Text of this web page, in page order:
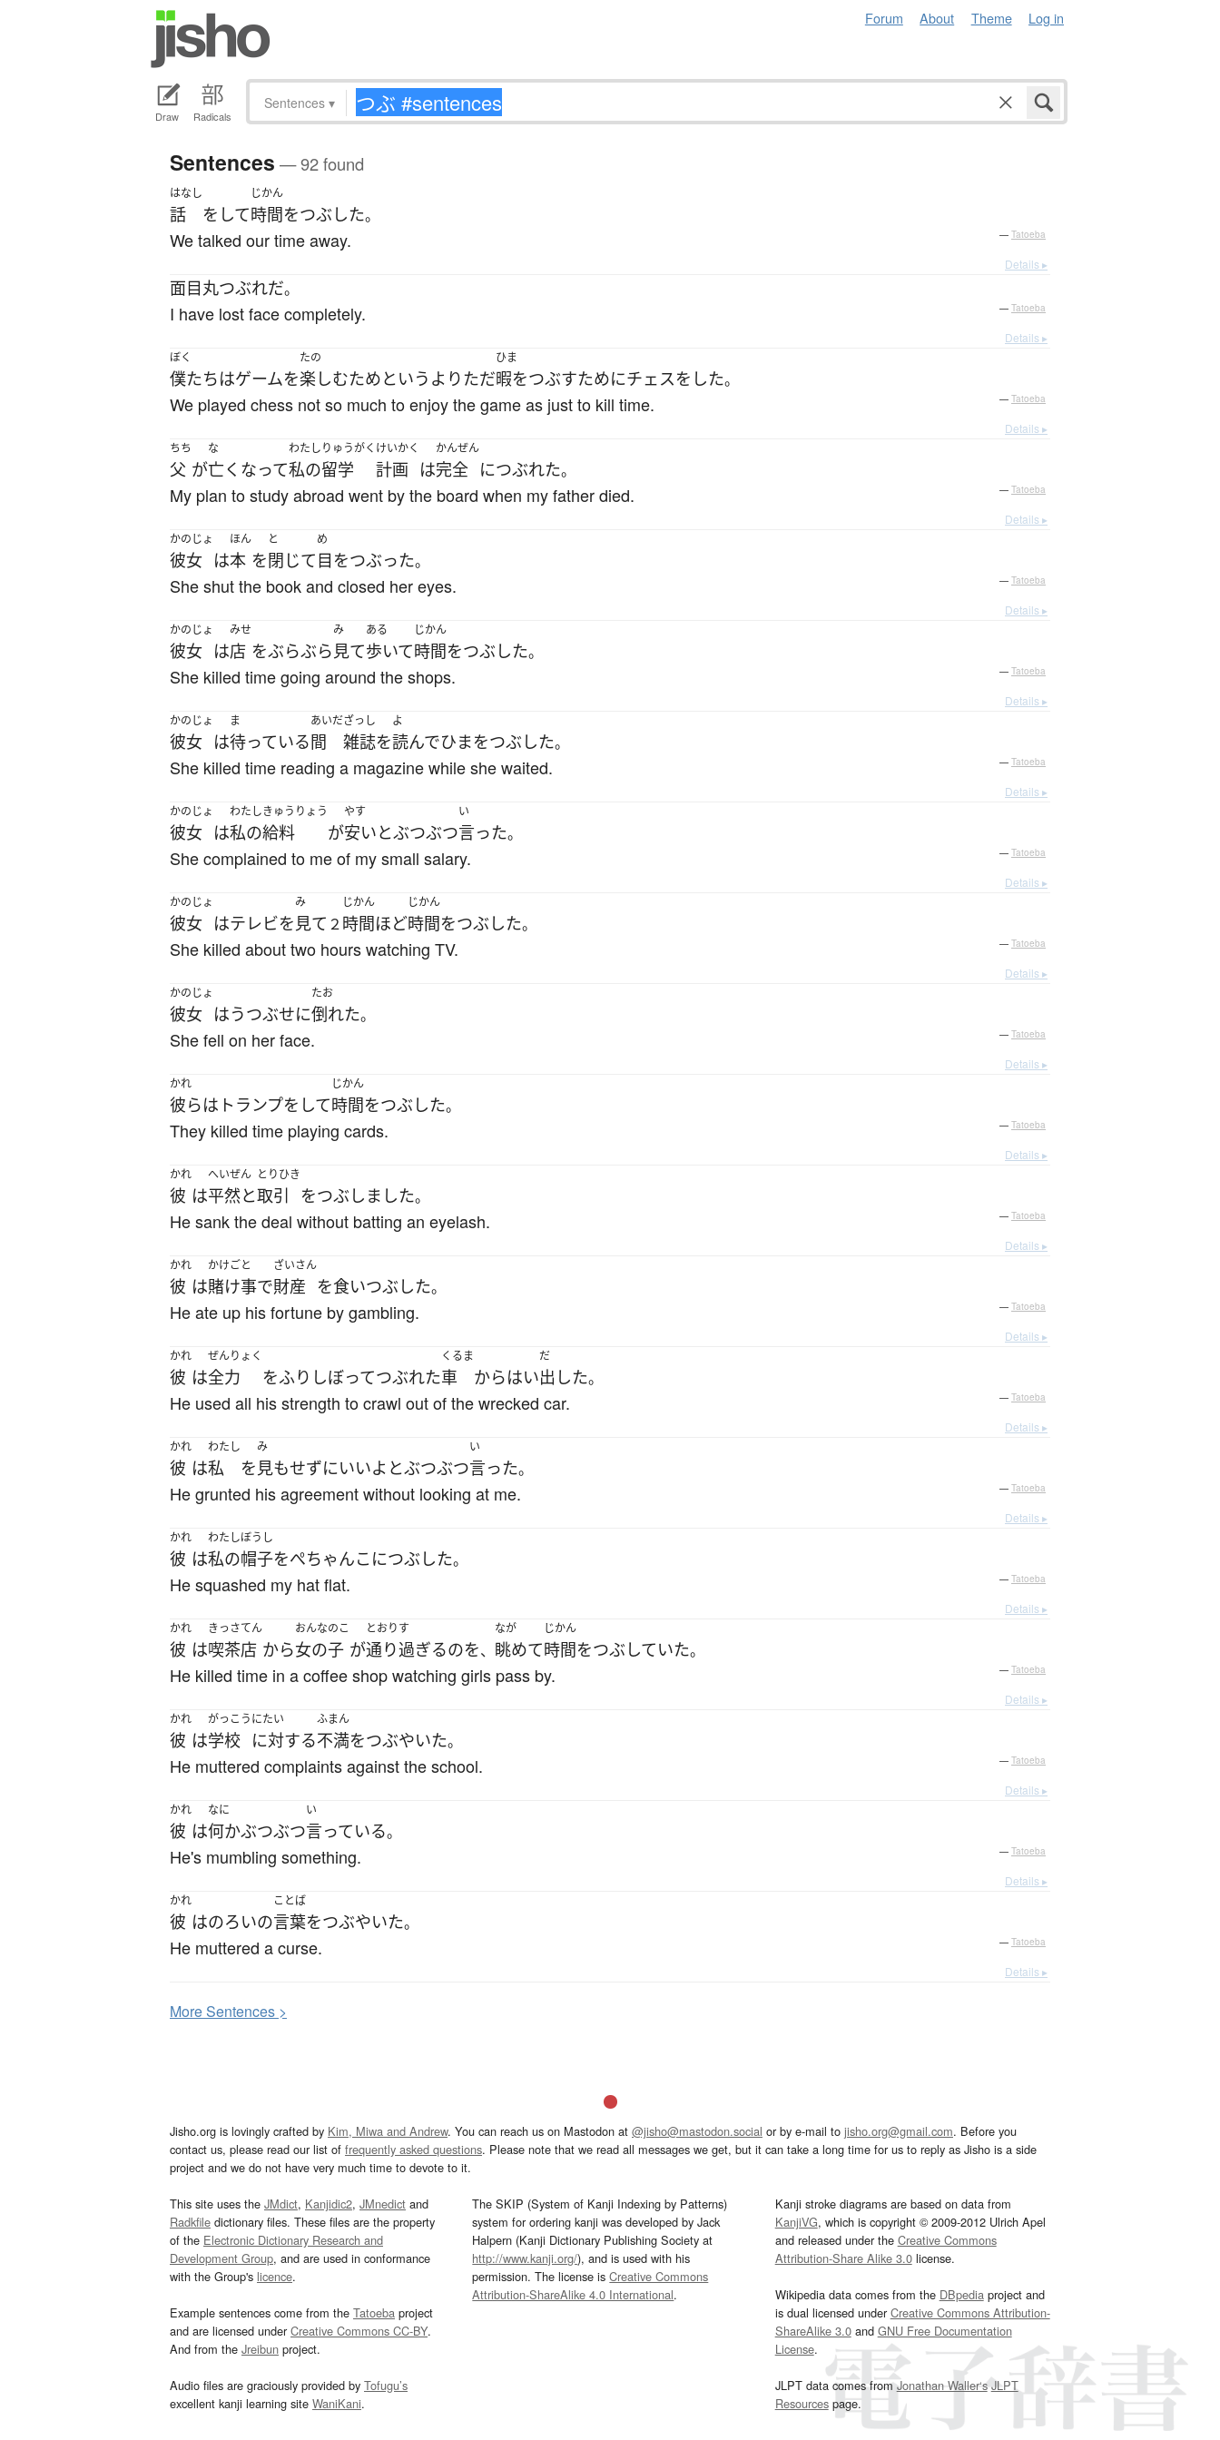
Forum About Theme Log in
Draw Radicals
Sentences ▾
Sentences — 92 found
はなし
話 を して
じかん
時間をつぶした。
We talked our time away. — Tatoeba
Details ▸
面目丸つぶれだ。
I have lost face completely. — Tatoeba
Details ▸
ぼく
僕たちはゲームを
たの
楽しむためというよりただ
ひま
暇をつぶすためにチェスを した。
We played chess not so much to enjoy the game as just to kill time. — Tatoeba
Details ▸
ちち
父 が
な
亡くなって
わたし
私の
りゅうがく
留学
けいかく
計画 は
かんぜん
完全 につぶれた。
My plan to study abroad went by the board when my father died. — Tatoeba
Details ▸
かのじょ
彼女 は
ほん
本 を
と
閉じて
め
目をつぶった。
She shut the book and closed her eyes. — Tatoeba
Details ▸
かのじょ
彼女 は
みせ
店 をぶらぶら
み
見て
ある
歩いて
じかん
時間をつぶした。
She killed time going around the shops. — Tatoeba
Details ▸
かのじょ
彼女 は
ま
待っている
あいだ
間
ざっし
雑誌を
よ
読んでひまをつぶした。
She killed time reading a magazine while she waited. — Tatoeba
Details ▸
かのじょ
彼女 は
わたし
私の
きゅうりょう
給料 が
やす
安いとぶつぶつ
い
言った。
She complained to me of my small salary. — Tatoeba
Details ▸
かのじょ
彼女 はテレビを
み
見て ２
じかん
時間ほど
じかん
時間をつぶした。
She killed about two hours watching TV. — Tatoeba
Details ▸
かのじょ
彼女 はうつぶせに
たお
倒れた。
She fell on her face. — Tatoeba
Details ▸
かれ
彼らは トランプを して
じかん
時間をつぶした。
They killed time playing cards. — Tatoeba
Details ▸
かれ
彼 は
へいぜん
平然と
とりひき
取引 をつぶしました。
He sank the deal without batting an eyelash. — Tatoeba
Details ▸
かれ
彼 は
かけごと
賭け事で
ざいさん
財産 を食いつぶした。
He ate up his fortune by gambling. — Tatoeba
Details ▸
かれ
彼 は
ぜんりょく
全力 をふりしぼってつぶれた
くるま
車 からはい
だ
出した。
He used all his strength to crawl out of the wrecked car. — Tatoeba
Details ▸
かれ
彼 は
わたし
私 を
み
見もせずにいいよ とぶつぶつ
い
言った。
He grunted his agreement without looking at me. — Tatoeba
Details ▸
かれ
彼 は
わたし
私の
ぼうし
帽子をぺちゃんこ につぶした。
He squashed my hat flat. — Tatoeba
Details ▸
かれ
彼 は
きっさてん
喫茶店 から
おんなのこ
女の子 が
とおりす
通り過ぎるのを、
なが
眺めて
じかん
時間をつぶしていた。
He killed time in a coffee shop watching girls pass by. — Tatoeba
Details ▸
かれ
彼 は
がっこう
学校
にたい
に対する
ふまん
不満をつぶやいた。
He muttered complaints against the school. — Tatoeba
Details ▸
かれ
彼 は
なに
何かぶつぶつ
い
言っている。
He's mumbling something. — Tatoeba
Details ▸
かれ
彼 はのろいの
ことば
言葉をつぶやいた。
He muttered a curse. — Tatoeba
Details ▸
MoreSentences >
Jisho.org is lovingly crafted by Kim, Miwa and Andrew. You can reach us on Mastodon at @jisho@mastodon.social or by e-mail to jisho.org@gmail.com. Before you
contact us, please read our list of frequently asked questions. Please note that we read all messages we get, but it can take a long time for us to reply as Jisho is a side
project and we do not have very much time to devote to it.
This site uses the JMdict, Kanjidic2, JMnedict and
Radkfile dictionary files. These files are the property
of the Electronic Dictionary Research and
Development Group, and are used in conformance
with the Group's licence.
Example sentences come from the Tatoeba project
and are licensed underCreative Commons CC-BY.
And from the Jreibun project.
Audio files are graciously provided by Tofugu’s
excellent kanji learning site WaniKani.
The SKIP (System of Kanji Indexing by Patterns)
system for ordering kanji was developed by Jack
Halpern (Kanji Dictionary Publishing Society at
http://www.kanji.org/), and is used with his
permission. The license isCreative Commons
Attribution-ShareAlike 4.0 International.
Kanji stroke diagrams are based on data from
KanjiVG, which is copyright © 2009-2012 Ulrich Apel
and released under the Creative Commons
Attribution-Share Alike 3.0license.
Wikipedia data comes from the DBpediaproject and
is dual licensed underCreative Commons Attribution-
ShareAlike 3.0and GNU Free Documentation
License.
JLPT data comes fromJonathan Waller‘s JLPT
Resourcespage.